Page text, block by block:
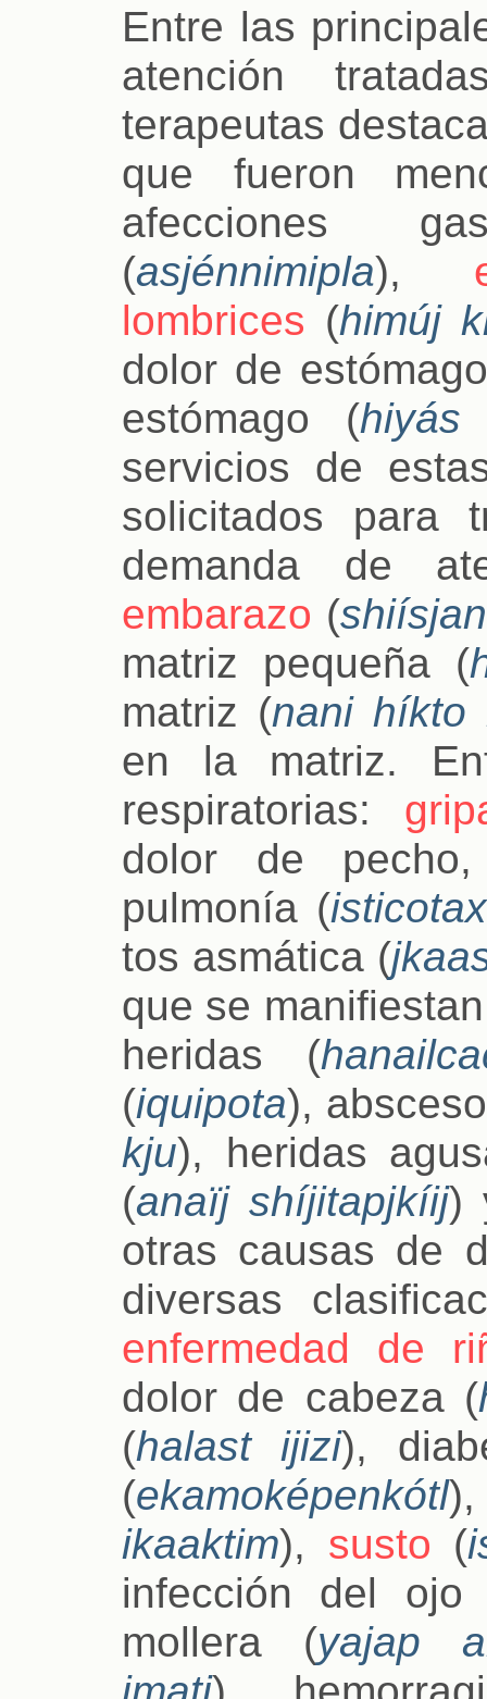
Entre las
atención
terapeutas
que fueron
afecciones
(asjénnimipla),
lombrices (himúj
dolor de
estómago (
servicios de
solicitados para
demanda de
embarazo (
matriz pequeña (
matriz (nani híkto
en la matriz.
respiratorias:
dolor de
pulmonía (
tos asmática (
que se
heridas (
(iquipota),
kju), heridas
(anaïj shíjitapjkíij)
otras causas de
diversas
enfermedad de
dolor de cabeza (
(halast ijizi),
(ekamoképenkótl
ikaaktim), susto (
infección del ojo
mollera (yajap